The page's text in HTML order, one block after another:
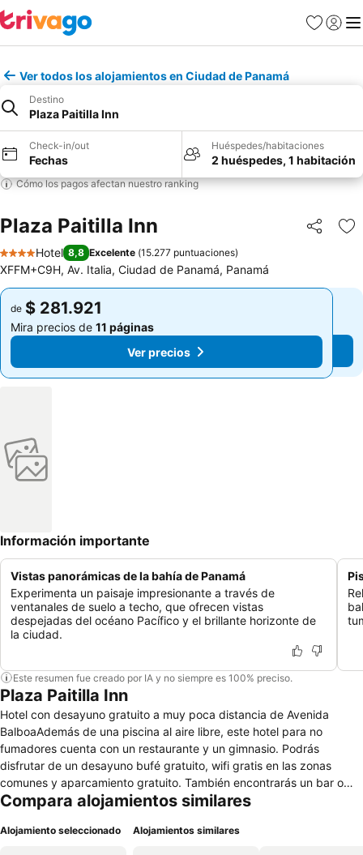
Favoritos
Iniciar
Ver todos los alojamientos en Ciudad de Panamá
Destino
Plaza Paitilla Inn
Check-in/out
Fechas
Huéspedes/habitaciones
2 huéspedes, 1 habitación
Cómo los pagos afectan nuestro ranking
Plaza Paitilla Inn Compartir
4 Estrellas
Hotel 8,8 Excelente (15.277 puntuaciones)
XFFM+C9H, Av. Italia, Ciudad de Panamá, Panamá
de $ 281.921
Mira precios de 11 páginas
Ver precios
de $ 281.921
Mira precios de 11 páginas
Ver precios
Información importante
Vistas panorámicas de la bahía de Panamá
Experimenta un paisaje impresionante a través de
ventanales de suelo a techo, que ofrecen vistas
despejadas del océano Pacífico y el brillante horizonte de
la ciudad.
Este resumen fue creado por IA y no siempre es 100% preciso.
Plaza Paitilla Inn
Hotel con desayuno gratuito a muy poca distancia de Avenida
BalboaAdemás de una piscina al aire libre, este hotel para no
fumadores cuenta con un restaurante y un gimnasio. Podrás
disfrutar de un desayuno bufé gratuito, wifi gratis en las zonas
comunes y aparcamiento gratuito. También encontrarás un bar o
lounge, un bar-cafetería y un centro de negocios disponible las 24
Hotel ofrece 272 alojamientos con aire acondicionado, caja fuerte y
Compara alojamientos similares
Alojamiento seleccionado Alojamientos similares